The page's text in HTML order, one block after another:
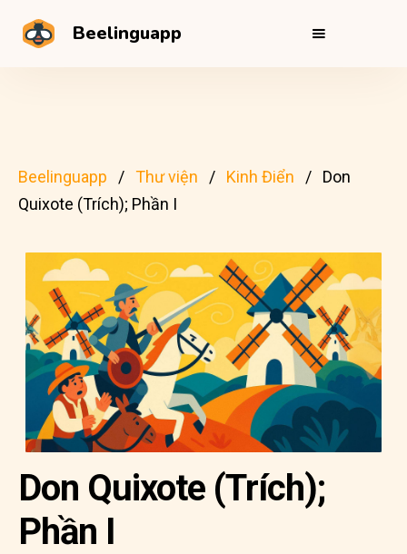
Beelinguapp
Beelinguapp Thư viện Kinh Điển
Don
Quixote (Trích); Phần I
Don Quixote (Trích);
Phần I